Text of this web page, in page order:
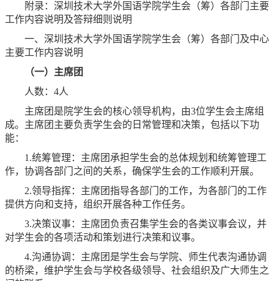
附录：深圳技术大学外国语学院学生会（筹）各部门主要
工作内容说明及答辩细则说明
一、深圳技术大学外国语学院学生会（筹）各部门及中心
主要工作内容说明
（一）主席团
人数：4人
主席团是院学生会的核心领导机构，由3位学生会主席组
成。主席团主要负责学生会的日常管理和决策，包括以下功
能：
1.统筹管理：主席团承担学生会的总体规划和统筹管理工
作，协调各部门之间的关系，确保学生会的工作顺利开展。
2.领导指挥：主席团指导各部门的工作，为各部门的工作
提供方向和支持，组织开展各种工作任务。
3.决策议事：主席团负责召集学生会的各类议事会议，并
对学生会的各项活动和策划进行决策和议事。
4.沟通协调：主席团是学生会与学院、师生代表沟通协调
的桥梁，维护学生会与学校各级领导、社会组织及广大师生之